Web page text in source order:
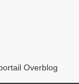
Overblog